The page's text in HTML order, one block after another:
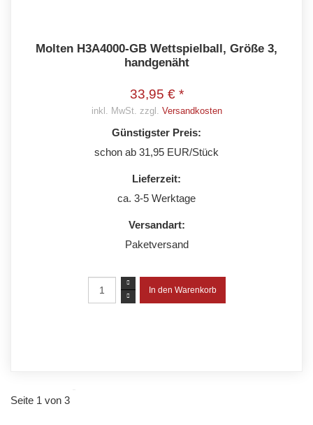
Molten H3A4000-GB Wettspielball, Größe 3,
handgenäht
33,95 € *
inkl. MwSt. zzgl. Versandkosten
Günstigster Preis:
schon ab 31,95 EUR/Stück
Lieferzeit:
ca. 3-5 Werktage
Versandart:
Paketversand
Seite 1 von 3